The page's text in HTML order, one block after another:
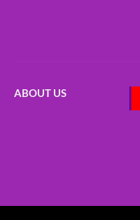
ABOUT US